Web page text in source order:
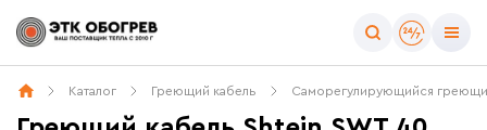
Каталог Греющий кабель Саморегулирующийся